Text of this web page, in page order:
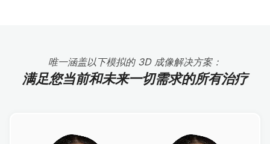
唯一涵盖以下模拟的 3D 成像解决方案：
满足您当前和未来一切需求的所有治疗